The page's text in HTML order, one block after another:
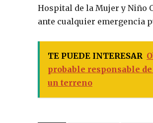
Hospital de la Mujer y Niño
ante cualquier emergencia
TE PUEDE INTERESAR
probable responsable
un terreno